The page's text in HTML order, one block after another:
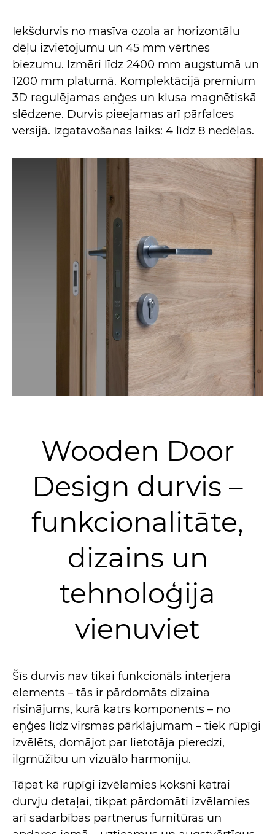
Iekšdurvis no masīva ozola ar horizontālu
dēļu izvietojumu un 45 mm vērtnes
biezumu. Izmēri līdz 2400 mm augstumā un
1200 mm platumā. Komplektācijā premium
3D regulējamas eņģes un klusa magnētiskā
slēdzene. Durvis pieejamas arī pārfalces
versijā. Izgatavošanas laiks: 4 līdz 8 nedēļas.
Wooden Door
Design durvis –
funkcionalitāte,
dizains un
tehnoloģija
vienuviet
Šīs durvis nav tikai funkcionāls interjera
elements – tās ir pārdomāts dizaina
risinājums, kurā katrs komponents – no
eņģes līdz virsmas pārklājumam – tiek rūpīgi
izvēlēts, domājot par lietotāja pieredzi,
ilgmūžību un vizuālo harmoniju.
Tāpat kā rūpīgi izvēlamies koksni katrai
durvju detaļai, tikpat pārdomāti izvēlamies
arī sadarbības partnerus furnitūras un